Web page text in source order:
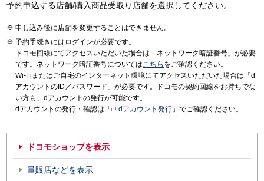
予約申込する店舗/購入商品受取り店舗を選択してください。
申し込み後に店舗を変更することはできません。
予約手続きにはログインが必要です。
ドコモ回線にてアクセスいただいた場合は「ネットワーク暗証番号」が必要
です。ネットワーク暗証番号についてはこちら をご確認ください。
Wi-Fiまたはご自宅のインターネット環境にてアクセスいただいた場合は「d
アカウントのID／パスワード」が必要です。ドコモの契約回線をお持ちでな
い方も、dアカウントの発行が可能です。
dアカウントの発行・確認は「
dアカウント発行 」でご確認ください。
ドコモショップを表示
量販店などを表示